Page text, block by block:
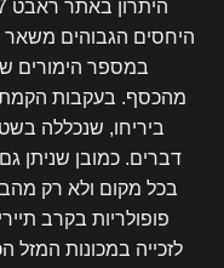
היחסים הגבוהים משאר
במספר הימורים
מהכסף. בעקבות
ביריחו, שנכללה
דברים. כמובן שניתן
בכל מקום ולא רק
פופולריות בקרב
לזכייה במכונות המזל